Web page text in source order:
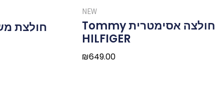
NEW
חולצה אסימטרית Tommy
HILFIGER
₪649.00
חולצת